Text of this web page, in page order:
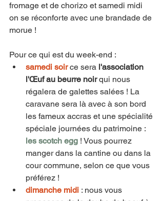
fromage et de chorizo et samedi midi
on se réconforte avec une brandade de
morue !
Pour ce qui est du week-end :
samedi soir ce sera l'association
l'Œuf au beurre noir qui nous
régalera de galettes salées ! La
caravane sera là avec à son bord
les fameux accras et une spécialité
spéciale journées du patrimoine :
les scotch egg ! Vous pourrez
manger dans la cantine ou dans la
cour commune, selon ce que vous
préférez !
dimanche midi : nous vous